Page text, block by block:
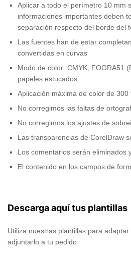
Aplicar a todo el perímetro 10 mm
informaciones importantes deben
separación respecto del borde del
Las fuentes han de estar
convertidas en curvas
Modo de color: CMYK, FOGRA51
papeles estucados
Aplicación máxima de color de 300
No corregimos las faltas de
No corregimos los ajustes de
Las transparencias de CorelDraw
Los comentarios serán eliminados
El contenido en los campos de
Descarga aquí tus plantillas
Utiliza nuestras plantillas para
adjuntarlo a tu pedido